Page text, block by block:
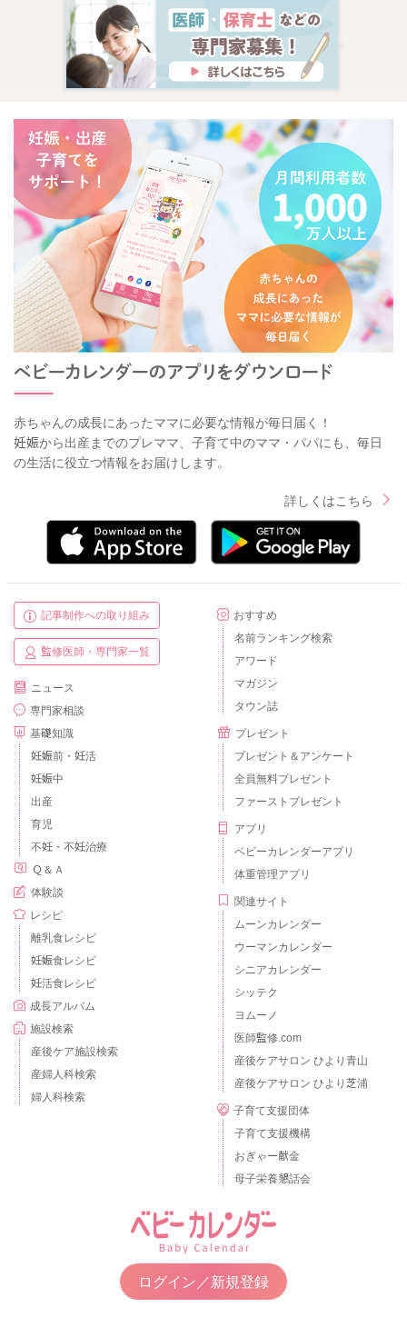
赤ちゃんの成長にあったママに必要な情報が毎日届く！
妊娠から出産までのプレママ、子育て中のママ・パパにも、毎日
の生活に役立つ情報をお届けします。
詳しくはこちら
記事制作への取り組み
監修医師・専門家一覧
ニュース
専門家相談
基礎知識
妊娠前・妊活
妊娠中
出産
育児
不妊・不妊治療
Ｑ＆Ａ
体験談
レシピ
離乳食レシピ
妊娠食レシピ
妊活食レシピ
成長アルバム
施設検索
産後ケア施設検索
産婦人科検索
婦人科検索
おすすめ
名前ランキング検索
アワード
マガジン
タウン誌
プレゼント
プレゼント＆アンケート
全員無料プレゼント
ファーストプレゼント
アプリ
ベビーカレンダーアプリ
体重管理アプリ
関連サイト
ムーンカレンダー
ウーマンカレンダー
シニアカレンダー
シッテク
ヨムーノ
医師監修.com
産後ケアサロン ひより青山
産後ケアサロン ひより芝浦
子育て支援団体
子育て支援機構
おぎゃー献金
母子栄養懇話会
ログイン／新規登録